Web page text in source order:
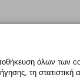
όλων των
τη στατιστική